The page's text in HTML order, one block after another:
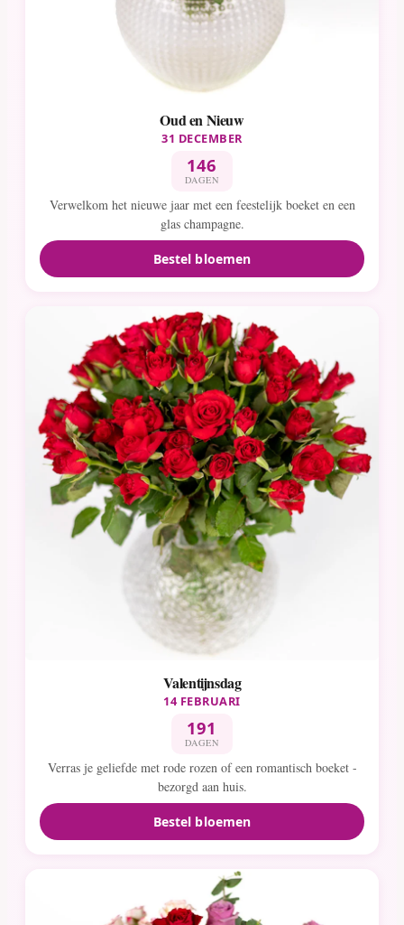
Oud en Nieuw
31 DECEMBER
146
DAGEN
Verwelkom het nieuwe jaar met een feestelijk boeket en een
glas champagne.
Bestel bloemen
Valentijnsdag
14 FEBRUARI
191
DAGEN
Verras je geliefde met rode rozen of een romantisch boeket -
bezorgd aan huis.
Bestel bloemen